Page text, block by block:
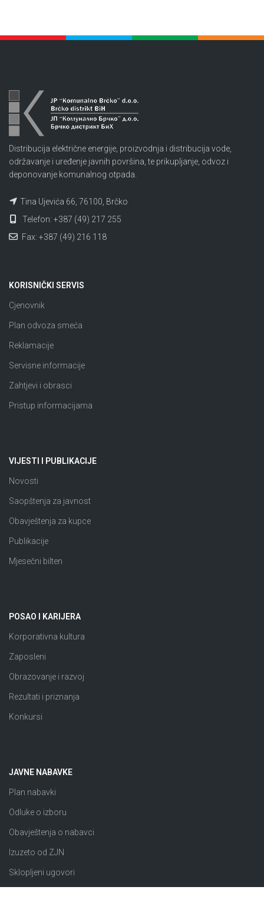
Distribucija električne energije, proizvodnja i distribucija vode,
održavanje i uređenje javnih površina, te prikupljanje, odvoz i
deponovanje komunalnog otpada.
Tina Ujevića 66, 76100, Brčko
Telefon: +387 (49) 217 255
Fax: +387 (49) 216 118
KORISNIČKI SERVIS
Cjenovnik
Plan odvoza smeća
Reklamacije
Servisne informacije
Zahtjevi i obrasci
Pristup informacijama
VIJESTI I PUBLIKACIJE
Novosti
Saopštenja za javnost
Obavještenja za kupce
Publikacije
Mjesečni bilten
POSAO I KARIJERA
Korporativna kultura
Zaposleni
Obrazovanje i razvoj
Rezultati i priznanja
Konkursi
JAVNE NABAVKE
Plan nabavki
Odluke o izboru
Obavještenja o nabavci
Izuzeto od ZJN
Sklopljeni ugovori